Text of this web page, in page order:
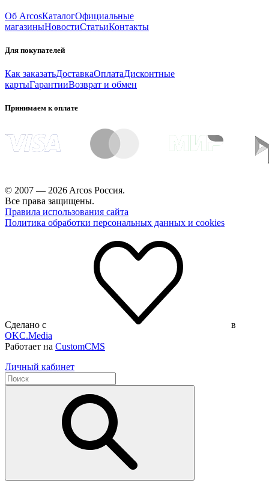
Об ArcosКаталогОфициальные
магазиныНовостиСтатьиКонтакты
Для покупателей
Как заказатьДоставкаОплатаДисконтные
картыГарантииВозврат и обмен
Принимаем к оплате
© 2007 — 2026 Arcos Россия.
Все права защищены.
Правила использования сайта
Политика обработки персональных данных и cookies
Сделано с
в
OKC.Media
Работает на CustomCMS
Личный кабинет